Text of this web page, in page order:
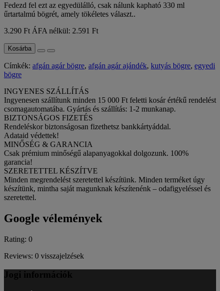
Fedezd fel ezt az egyedülálló, csak nálunk kapható 330 ml
űrtartalmú bögrét, amely tökéletes választ..
3.290 Ft ÁFA nélkül: 2.591 Ft
Kosárba
Címkék: afgán agár bögre, afgán agár ajándék, kutyás bögre, egyedi
bögre
INGYENES SZÁLLÍTÁS
Ingyenesen szállítunk minden 15 000 Ft feletti kosár értékű rendelést
csomagautomatába. Gyártás és szállítás: 1-2 munkanap.
BIZTONSÁGOS FIZETÉS
Rendeléskor biztonságosan fizethetsz bankkártyáddal.
Adataid védettek!
MINŐSÉG & GARANCIA
Csak prémium minőségű alapanyagokkal dolgozunk. 100%
garancia!
SZERETETTEL KÉSZÍTVE
Minden megrendelést szeretettel készítünk. Minden terméket úgy
készítünk, mintha saját magunknak készítenénk – odafigyeléssel és
szeretettel.
Google vélemények
Rating: 0
Reviews: 0 visszajelzések
Jogi információk